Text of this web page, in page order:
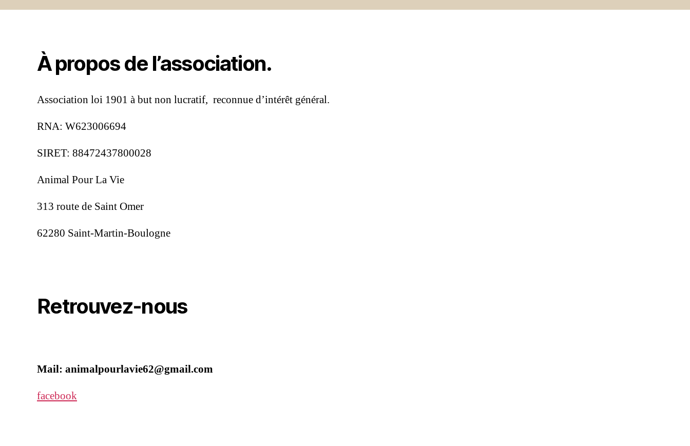
À propos de l’association.
Association loi 1901 à but non lucratif, reconnue d’intérêt général.
RNA: W623006694
SIRET: 88472437800028
Animal Pour La Vie
313 route de Saint Omer
62280 Saint-Martin-Boulogne
Retrouvez-nous
Mail: animalpourlavie62@gmail.com
facebook